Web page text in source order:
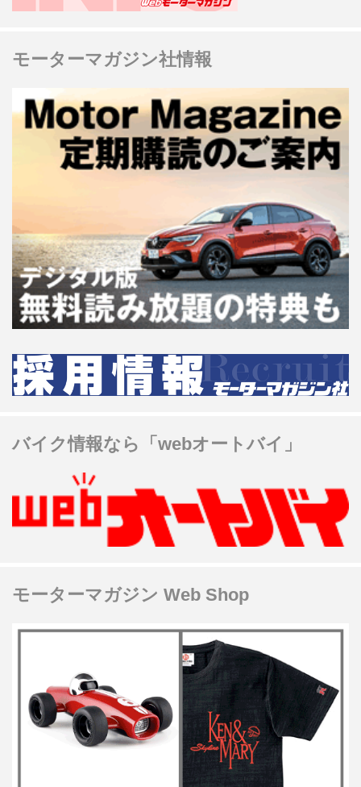
モーターマガジン社情報
バイク情報なら「webオートバイ」
モーターマガジン Web Shop